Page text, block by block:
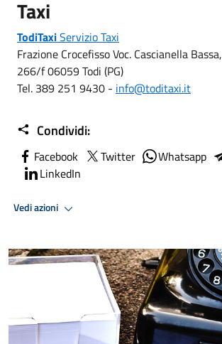
Taxi
TodiTaxiServizio Taxi
Frazione Crocefisso Voc. Cascianella Bassa,
266/f 06059 Todi (PG)
Tel. 389 251 9430 - info@toditaxi.it
Condividi:
Facebook Twitter Whatsapp
LinkedIn
Vedi azioni